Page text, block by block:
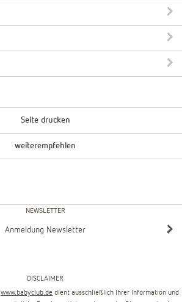
Seite drucken
weiterempfehlen
NEWSLETTER
Anmeldung Newsletter
DISCLAIMER
www.babyclub.de dient ausschließlich Ihrer Information und